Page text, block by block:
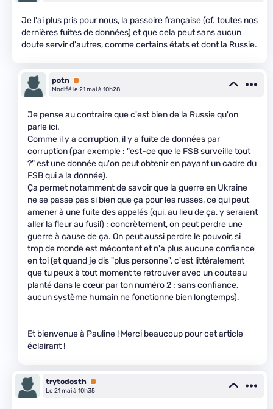
Je l'ai plus pris pour nous, la passoire française (cf. toutes nos
dernières fuites de données) et que cela peut sans aucun
doute servir d'autres, comme certains états et dont la Russie.
potn
Premium
Modifié le 21 mai à 10h28
Je pense au contraire que c'est bien de la Russie qu'on
parle ici.
Comme il y a corruption, il y a fuite de données par
corruption (par exemple : "est-ce que le FSB surveille tout
?" est une donnée qu'on peut obtenir en payant un cadre du
FSB qui a la donnée).
Ça permet notamment de savoir que la guerre en Ukraine
ne se passe pas si bien que ça pour les russes, ce qui peut
amener à une fuite des appelés (qui, au lieu de ça, y seraient
aller la fleur au fusil) : concrètement, on peut perdre une
guerre à cause de ça. On peut aussi perdre le pouvoir, si
trop de monde est mécontent et n'a plus aucune confiance
en toi (et quand je dis "plus personne", c'est littéralement
que tu peux à tout moment te retrouver avec un couteau
planté dans le cœur par ton numéro 2 : sans confiance,
aucun système humain ne fonctionne bien longtemps).
Et bienvenue à Pauline ! Merci beaucoup pour cet article
éclairant !
trytodosth Premium
Le 21 mai à 10h35